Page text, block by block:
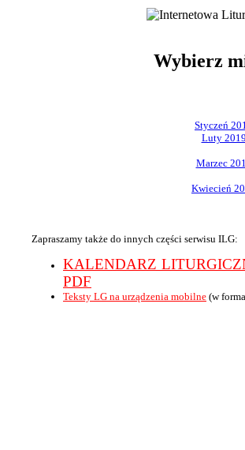
Wybierz
Styczeń
Luty 2019
Marzec
Kwiecień
Zapraszamy także do innych części serwisu ILG:
KALENDARZ
PDF
Teksty LG na urządzenia mobilne (w